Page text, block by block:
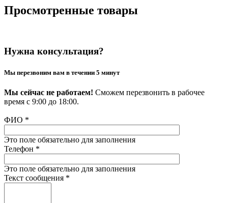
Просмотренные товары
Нужна консультация?
Мы перезвоним вам в течении 5 минут
Мы сейчас не работаем! Сможем перезвонить в рабочее
время с 9:00 до 18:00.
ФИО *
Это поле обязательно для заполнения
Телефон *
Это поле обязательно для заполнения
Текст сообщения *